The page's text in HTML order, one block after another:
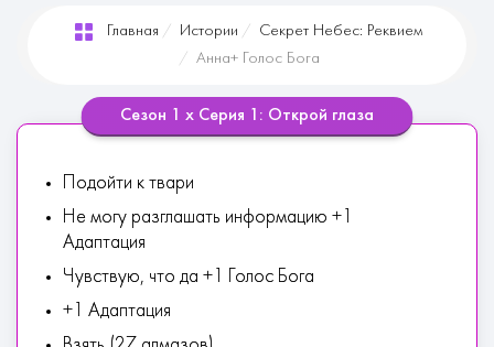
Главная Истории
Секрет Небес: Реквием
Анна+ Голос Бога
Сезон 1 х Серия 1: Открой глаза
Подойти к твари
Не могу разглашать информацию +1
Адаптация
Чувствую, что да +1 Голос Бога
+1 Адаптация